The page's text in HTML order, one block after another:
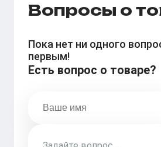
Вопросы о
Пока нет ни одного
первым!
Есть вопрос о товаре?